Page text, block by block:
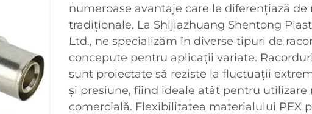
numeroase avantaje care le diferențiază de
tradiționale. La Shijiazhuang Shentong
Ltd., ne specializăm în diverse tipuri de
concepute pentru aplicații variate.
sunt proiectate să reziste la fluctuații
și presiune, fiind ideale atât pentru utilizare
comercială. Flexibilitatea materialului PEX